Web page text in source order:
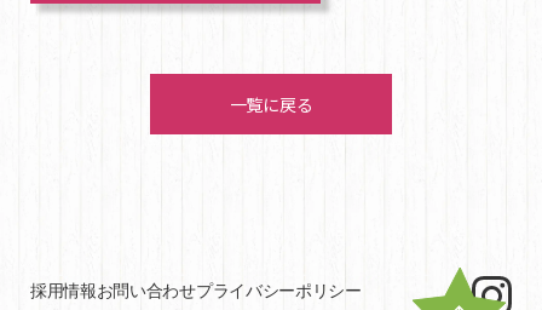
一覧に戻る
採用情報お問い合わせプライバシーポリシー